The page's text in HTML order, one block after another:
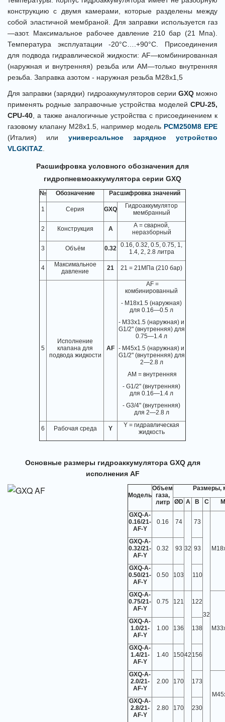
конструкцию с двумя камерами, которые разделены между
собой эластичной мембраной. Для заправки используется газ
—азот. Максимальное рабочее давление 210 бар (21 Мпа).
Температура эксплуатации -20°C….+90°C. Присоединения
для подвода гидравлической жидкости: AF—комбинированная
(наружная и внутренняя) резьба или AM—только внутренняя
резьба. Заправка азотом - наружная резьба М28х1,5
Для заправки (зарядки) гидроаккумуляторов серии GXQможно
применять родные заправочные устройства моделей CPU-25,
CPU-40, а также аналогичные устройства с присоединением к
газовому клапану M28x1.5, например модель PCM250M8 EPE
(Италия) или универсальное зарядное устройство
VLGKITAZ.
Расшифровка условного обозначения для
гидропневмоаккумулятора серии GXQ
№ Обозначение Расшифровка значений
1 Серия GXQ
Гидроаккумулятор
мембранный
2 Конструкция A
А = сварной,
неразборный
3 Объём 0.32 0.16, 0.32, 0.5, 0.75, 1,
1.4, 2, 2.8 литра
4
Максимальное
давление
21 21 = 21МПа (210 бар)
5
Исполнение
клапана для
подвода жидкости
AF
AF =
комбинированный
- M18x1.5 (наружная)
для 0.16—0.5 л
- M33x1.5 (наружная) и
G1/2" (внутренняя) для
0.75—1.4 л
- M45x1.5 (наружная) и
G1/2" (внутренняя) для
2—2.8 л
AM = внутренняя
- G1/2" (внутренняя)
для 0.16—1.4 л
- G3/4" (внутренняя)
для 2—2.8 л
6 Рабочая среда Y
Y = гидравлическая
жидкость
Основные размеры гидроаккумулятора GXQ для
исполнения AF
Модель
Объем
газа,
литр
Размеры,
ØD A B C
M
GXQ-A-
0.16/21-
AF-Y
0.16 74
32
73
32
GXQ-A-
0.32/21-
AF-Y
0.32 93 93
GXQ-A-
0.50/21-
AF-Y
0.50 103 110
GXQ-A-
0.75/21-
AF-Y
0.75 121
42
122
GXQ-A-
1.0/21-
AF-Y
1.00 136 138
GXQ-A-
1.4/21-
AF-Y
1.40 150 156
GXQ-A-
2.0/21-
AF-Y
2.00 170
173
GXQ-A-
2.8/21-
AF-Y
2.80 170 230